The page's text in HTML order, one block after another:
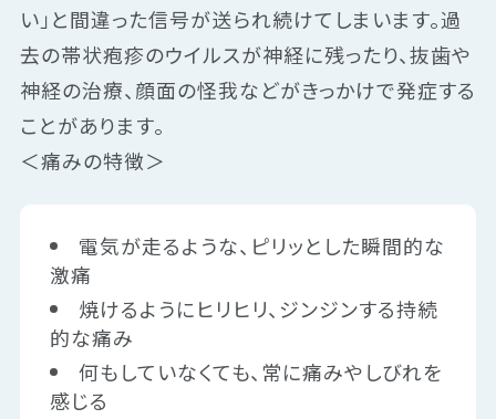
い」と間違った信号が送られ続けてしまいます。過
去の帯状疱疹のウイルスが神経に残ったり、抜歯や
神経の治療、顔面の怪我などがきっかけで発症する
ことがあります。
＜痛みの特徴＞
電気が走るような、ピリッとした瞬間的な
激痛
焼けるようにヒリヒリ、ジンジンする持続
的な痛み
何もしていなくても、常に痛みやしびれを
感じる